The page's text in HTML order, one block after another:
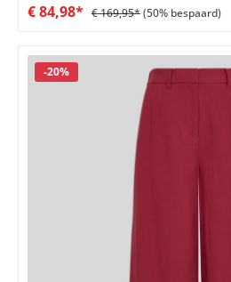
€ 84,98* € 169,95*(50% bespaard)
Korting
-20%